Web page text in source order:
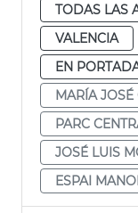
TODAS LAS
VALENCIA
EN
MARÍA JOSÉ
PARC
JOSÉ LUIS
ESPAI